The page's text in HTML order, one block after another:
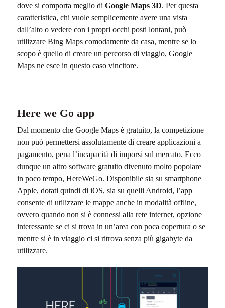
dove si comporta meglio di Google Maps 3D. Per questa
caratteristica, chi vuole semplicemente avere una vista
dall’alto o vedere con i propri occhi posti lontani, può
utilizzare Bing Maps comodamente da casa, mentre se lo
scopo è quello di creare un percorso di viaggio, Google
Maps ne esce in questo caso vincitore.
Here we Go app
Dal momento che Google Maps è gratuito, la competizione
non può permettersi assolutamente di creare applicazioni a
pagamento, pena l’incapacità di imporsi sul mercato. Ecco
dunque un altro software gratuito divenuto molto popolare
in poco tempo, HereWeGo. Disponibile sia su smartphone
Apple, dotati quindi di iOS, sia su quelli Android, l’app
consente di utilizzare le mappe anche in modalità offline,
ovvero quando non si è connessi alla rete internet, opzione
interessante se ci si trova in un’area con poca copertura o se
mentre si è in viaggio ci si ritrova senza più gigabyte da
utilizzare.